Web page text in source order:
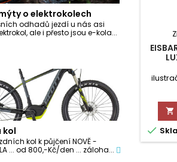
o elektrokolech
odhadů jezdí u nás asi
ale i přesto jsou e-kola...
kol
kol k půjčení NOVĚ -
... od 800,-Kč/den ... záloha...

